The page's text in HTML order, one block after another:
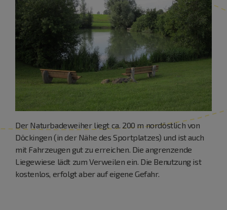
Der Naturbadeweiher liegt ca. 200 m nordöstlich von
Döckingen (in der Nähe des Sportplatzes) und ist auch
mit Fahrzeugen gut zu erreichen. Die angrenzende
Liegewiese lädt zum Verweilen ein. Die Benutzung ist
kostenlos, erfolgt aber auf eigene Gefahr.